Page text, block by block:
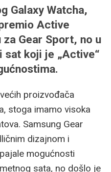
Galaxy Watcha,
Active
za Gear Sport, no u
sat koji je „Active“
proizvođača
stoga imamo visoka
Samsung Gear
dizajnom i
mogućnosti
sata, no došlo je